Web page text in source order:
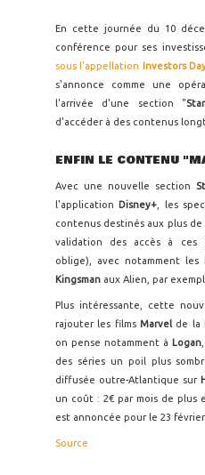
En cette journée du 10
conférence pour ses
sous l'appellation Investors
s'annonce comme une
l'arrivée d'une section "Star
d'accéder à des contenus
ENFIN LE CONTENU
Avec une nouvelle section
l'application
Disney+ , les
contenus destinés aux plus de
validation des accès à ces
oblige), avec notamment les
Kingsman aux Alien, par
Plus intéressante, cette
rajouter les films Marvel de la
on pense notamment à Logan
des séries un poil plus
diffusée outre-Atlantique sur
un coût : 2€ par mois de plus
est annoncée pour le 23 février
Source